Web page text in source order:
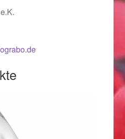
Ostern 2019
Ostern 2020
Ostern 2021